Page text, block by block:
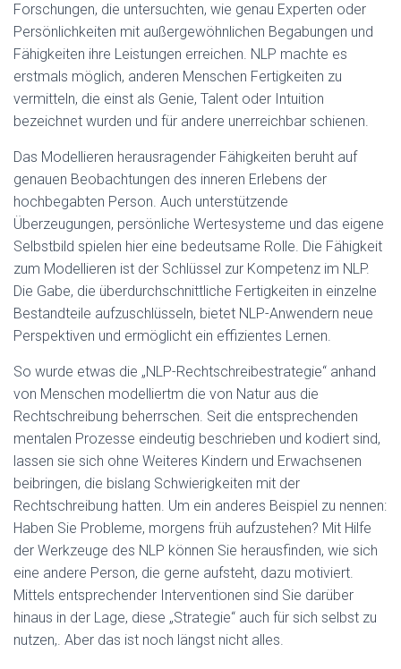
Forschungen, die untersuchten, wie genau Experten oder
Persönlichkeiten mit außergewöhnlichen Begabungen und
Fähigkeiten ihre Leistungen erreichen. NLP machte es
erstmals möglich, anderen Menschen Fertigkeiten zu
vermitteln, die einst als Genie, Talent oder Intuition
bezeichnet wurden und für andere unerreichbar schienen.
Das Modellieren herausragender Fähigkeiten beruht auf
genauen Beobachtungen des inneren Erlebens der
hochbegabten Person. Auch unterstützende
Überzeugungen, persönliche Wertesysteme und das eigene
Selbstbild spielen hier eine bedeutsame Rolle. Die Fähigkeit
zum Modellieren ist der Schlüssel zur Kompetenz im NLP.
Die Gabe, die überdurchschnittliche Fertigkeiten in einzelne
Bestandteile aufzuschlüsseln, bietet NLP-Anwendern neue
Perspektiven und ermöglicht ein effizientes Lernen.
So wurde etwas die „NLP-Rechtschreibestrategie“ anhand
von Menschen modelliertm die von Natur aus die
Rechtschreibung beherrschen. Seit die entsprechenden
mentalen Prozesse eindeutig beschrieben und kodiert sind,
lassen sie sich ohne Weiteres Kindern und Erwachsenen
beibringen, die bislang Schwierigkeiten mit der
Rechtschreibung hatten. Um ein anderes Beispiel zu nennen:
Haben Sie Probleme, morgens früh aufzustehen? Mit Hilfe
der Werkzeuge des NLP können Sie herausfinden, wie sich
eine andere Person, die gerne aufsteht, dazu motiviert.
Mittels entsprechender Interventionen sind Sie darüber
hinaus in der Lage, diese „Strategie“ auch für sich selbst zu
nutzen,. Aber das ist noch längst nicht alles.